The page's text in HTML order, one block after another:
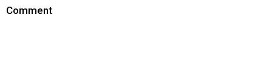
Comment